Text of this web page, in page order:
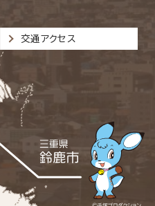
交通アクセス